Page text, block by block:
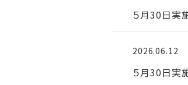
５月30日実
2026.06.12
５月30日実